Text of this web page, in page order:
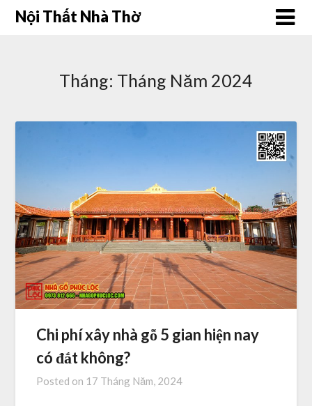
SkipNội Thất Nhà Thờ
Tháng: Tháng Năm 2024
Chi phí xây nhà gỗ 5 gian hiện nay
có đắt không?
Posted on 17 Tháng Năm, 2024